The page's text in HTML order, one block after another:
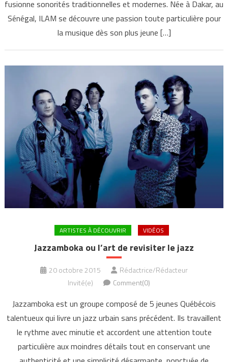
fusionne sonorités traditionnelles et modernes. Née à Dakar, au
Sénégal, ILAM se découvre une passion toute particulière pour
la musique dès son plus jeune […]
ARTISTES À DÉCOUVRIR VIDÉOS
Jazzamboka ou l’art de revisiter le jazz
20 octobre 2015
Rédactrice/Rédacteur
Invité(e)
Comment(0)
Jazzamboka est un groupe composé de 5 jeunes Québécois
talentueux qui livre un jazz urbain sans précédent. Ils travaillent
le rythme avec minutie et accordent une attention toute
particulière aux moindres détails tout en conservant une